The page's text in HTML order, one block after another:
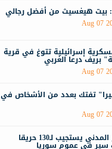
بيت هيغسيث من أفضل رجالي
Aug 07
إسرائيلية تتوغ في قرية
بريف درعا الغربي
Aug 07
تفتك بعدد من الأشخاص في
Aug 07
الدفاع المدني يستجيب لـ130 حريقا
سير في عموم سوريا